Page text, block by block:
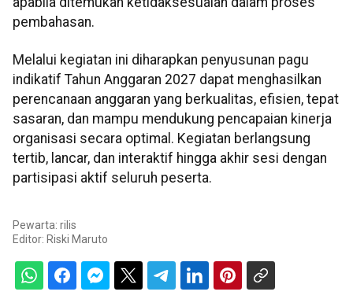
pembahasan.
Melalui kegiatan ini diharapkan penyusunan pagu
indikatif Tahun Anggaran 2027 dapat menghasilkan
perencanaan anggaran yang berkualitas, efisien, tepat
sasaran, dan mampu mendukung pencapaian kinerja
organisasi secara optimal. Kegiatan berlangsung
tertib, lancar, dan interaktif hingga akhir sesi dengan
partisipasi aktif seluruh peserta.
Pewarta: rilis
Editor: Riski Maruto